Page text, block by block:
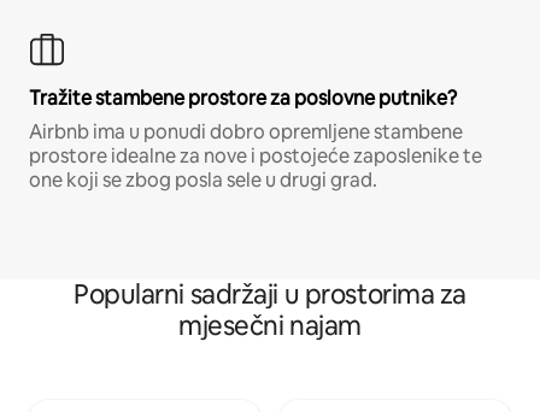
Tražite stambene prostore za poslovne putnike?
Airbnb ima u ponudi dobro opremljene stambene
prostore idealne za nove i postojeće zaposlenike te
one koji se zbog posla sele u drugi grad.
Popularni sadržaji u prostorima za
mjesečni najam